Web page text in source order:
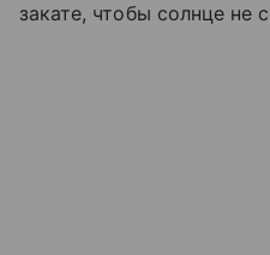
закате, чтобы солнце не